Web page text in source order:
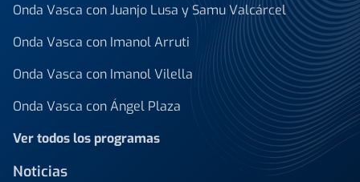
Onda Vasca con Juanjo Lusa y Samu Valcárcel
Onda Vasca con Imanol Arruti
Onda Vasca con Imanol Vilella
Onda Vasca con Ángel Plaza
Ver todos los programas
Noticias